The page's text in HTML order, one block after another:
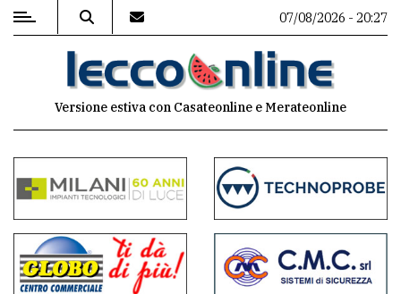
MENU
commenti
Contenuti
del
sito
07/08/2026 - 20:27
Versione estiva con Casateonline e Merateonline